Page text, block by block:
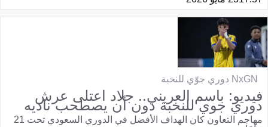
NxGN دوري جوّي للنخبة
فيديو: باسم العريني.. جلاد اعتلى عرش
دوري جوي للنخبة دون أن يصطحب ناديه
مهاجم التعاون كان الهداف الأفضل في الدوري السعودي تحت 21